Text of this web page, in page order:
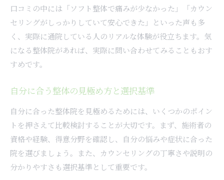
口コミの中には「ソフト整体で痛みが少なかった」「カウン
セリングがしっかりしていて安心できた」といった声も多
く、実際に通院している人のリアルな体験が役立ちます。気
になる整体院があれば、実際に問い合わせてみることもおす
すめです。
自分に合う整体の見極め方と選択基準
自分に合った整体院を見極めるためには、いくつかのポイン
トを押さえて比較検討することが大切です。まず、施術者の
資格や経験、得意分野を確認し、自分の悩みや症状に合った
院を選びましょう。また、カウンセリングの丁寧さや説明の
分かりやすさも選択基準として重要です。